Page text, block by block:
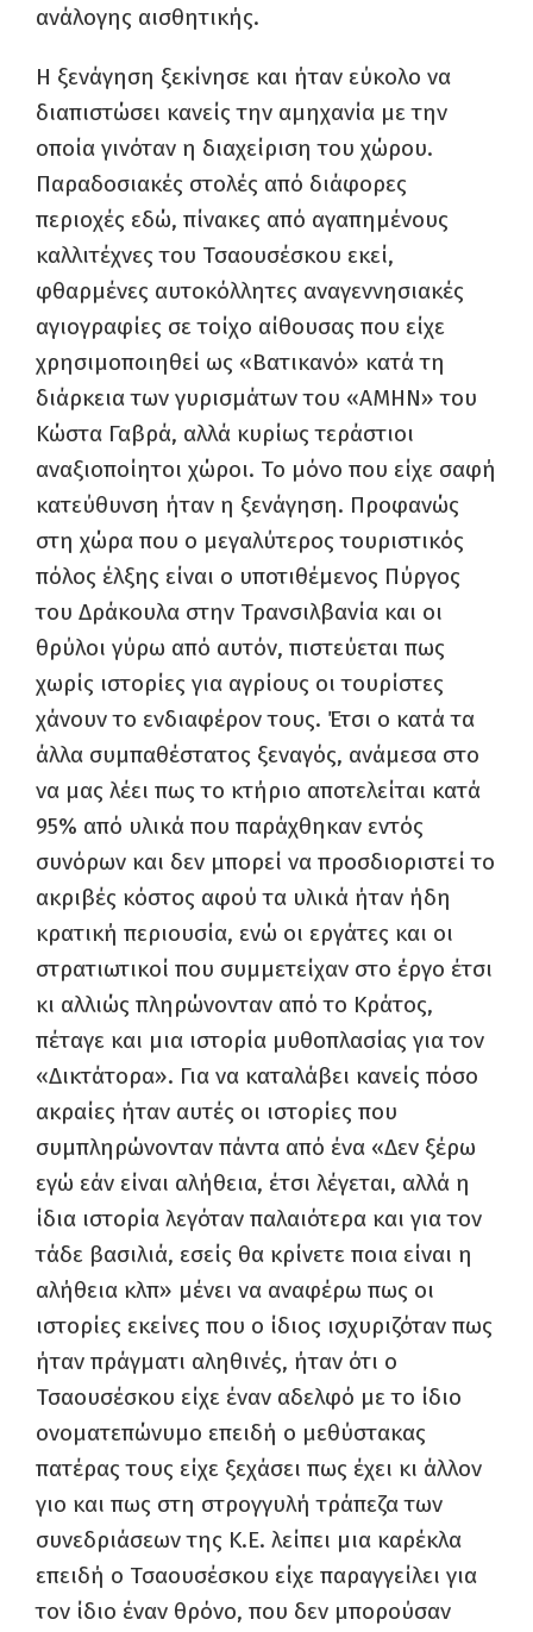
ανάλογης αισθητικής.
Η ξενάγηση ξεκίνησε και ήταν εύκολο να
διαπιστώσει κανείς την αμηχανία με την
οποία γινόταν η διαχείριση του χώρου.
Παραδοσιακές στολές από διάφορες
περιοχές εδώ, πίνακες από αγαπημένους
καλλιτέχνες του Τσαουσέσκου εκεί,
φθαρμένες αυτοκόλλητες αναγεννησιακές
αγιογραφίες σε τοίχο αίθουσας που είχε
χρησιμοποιηθεί ως «Βατικανό» κατά τη
διάρκεια των γυρισμάτων του «ΑΜΗΝ» του
Κώστα Γαβρά, αλλά κυρίως τεράστιοι
αναξιοποίητοι χώροι. Το μόνο που είχε σαφή
κατεύθυνση ήταν η ξενάγηση. Προφανώς
στη χώρα που ο μεγαλύτερος τουριστικός
πόλος έλξης είναι ο υποτιθέμενος Πύργος
του Δράκουλα στην Τρανσιλβανία και οι
θρύλοι γύρω από αυτόν, πιστεύεται πως
χωρίς ιστορίες για αγρίους οι τουρίστες
χάνουν το ενδιαφέρον τους. Έτσι ο κατά τα
άλλα συμπαθέστατος ξεναγός, ανάμεσα στο
να μας λέει πως το κτήριο αποτελείται κατά
95% από υλικά που παράχθηκαν εντός
συνόρων και δεν μπορεί να προσδιοριστεί το
ακριβές κόστος αφού τα υλικά ήταν ήδη
κρατική περιουσία, ενώ οι εργάτες και οι
στρατιωτικοί που συμμετείχαν στο έργο έτσι
κι αλλιώς πληρώνονταν από το Κράτος,
πέταγε και μια ιστορία μυθοπλασίας για τον
«Δικτάτορα». Για να καταλάβει κανείς πόσο
ακραίες ήταν αυτές οι ιστορίες που
συμπληρώνονταν πάντα από ένα «Δεν ξέρω
εγώ εάν είναι αλήθεια, έτσι λέγεται, αλλά η
ίδια ιστορία λεγόταν παλαιότερα και για τον
τάδε βασιλιά, εσείς θα κρίνετε ποια είναι η
αλήθεια κλπ» μένει να αναφέρω πως οι
ιστορίες εκείνες που ο ίδιος ισχυριζόταν πως
ήταν πράγματι αληθινές, ήταν ότι ο
Τσαουσέσκου είχε έναν αδελφό με το ίδιο
ονοματεπώνυμο επειδή ο μεθύστακας
πατέρας τους είχε ξεχάσει πως έχει κι άλλον
γιο και πως στη στρογγυλή τράπεζα των
συνεδριάσεων της Κ.Ε. λείπει μια καρέκλα
επειδή ο Τσαουσέσκου είχε παραγγείλει για
τον ίδιο έναν θρόνο, που δεν μπορούσαν